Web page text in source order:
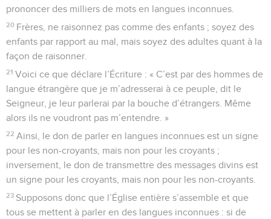
prononcer des milliers de mots en langues inconnues.
20 Frères, ne raisonnez pas comme des enfants ; soyez des
enfants par rapport au mal, mais soyez des adultes quant à la
façon de raisonner.
21 Voici ce que déclare l’Écriture : « C’est par des hommes de
langue étrangère que je m’adresserai à ce peuple, dit le
Seigneur, je leur parlerai par la bouche d’étrangers. Même
alors ils ne voudront pas m’entendre. »
22 Ainsi, le don de parler en langues inconnues est un signe
pour les non-croyants, mais non pour les croyants ;
inversement, le don de transmettre des messages divins est
un signe pour les croyants, mais non pour les non-croyants.
23 Supposons donc que l’Église entière s’assemble et que
tous se mettent à parler en des langues inconnues : si de